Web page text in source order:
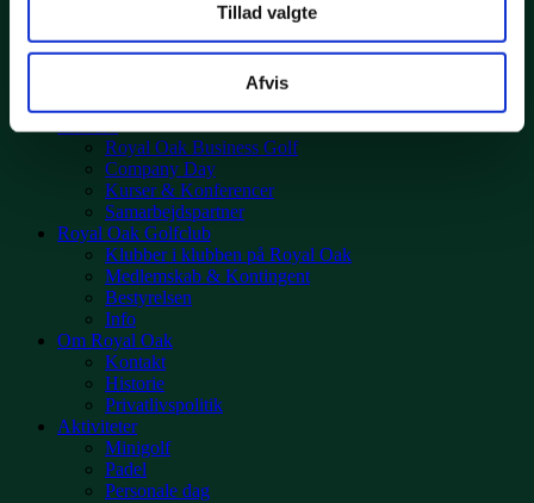
Tillad valgte
Afvis
Priser og book tid
Baneguiden
Drone baneguide
Konverteringstabeller
Regler
Erhverv
Royal Oak Business Golf
Company Day
Kurser & Konferencer
Samarbejdspartner
Royal Oak Golfclub
Klubber i klubben på Royal Oak
Medlemskab & Kontingent
Bestyrelsen
Info
Om Royal Oak
Kontakt
Historie
Privatlivspolitik
Aktiviteter
Minigolf
Padel
Personale dag